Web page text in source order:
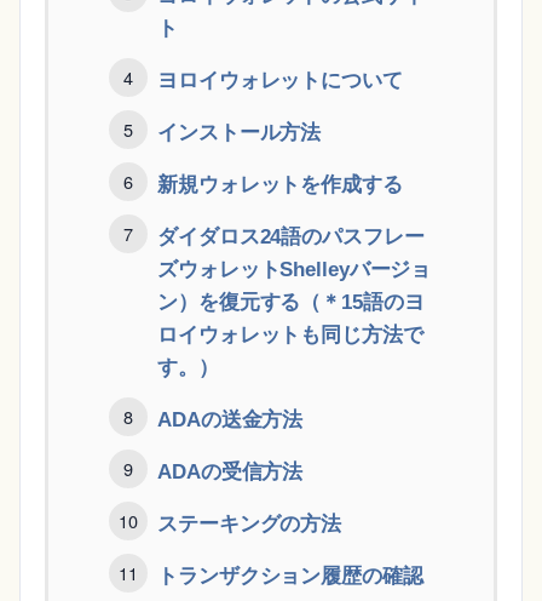
ト
ヨロイウォレットについて
インストール方法
新規ウォレットを作成する
ダイダロス24語のパスフレー
ズウォレットShelleyバージョ
ン）を復元する（＊15語のヨ
ロイウォレットも同じ方法で
す。）
ADAの送金方法
ADAの受信方法
ステーキングの方法
トランザクション履歴の確認